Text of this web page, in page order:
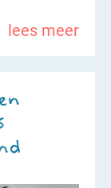
lees meer